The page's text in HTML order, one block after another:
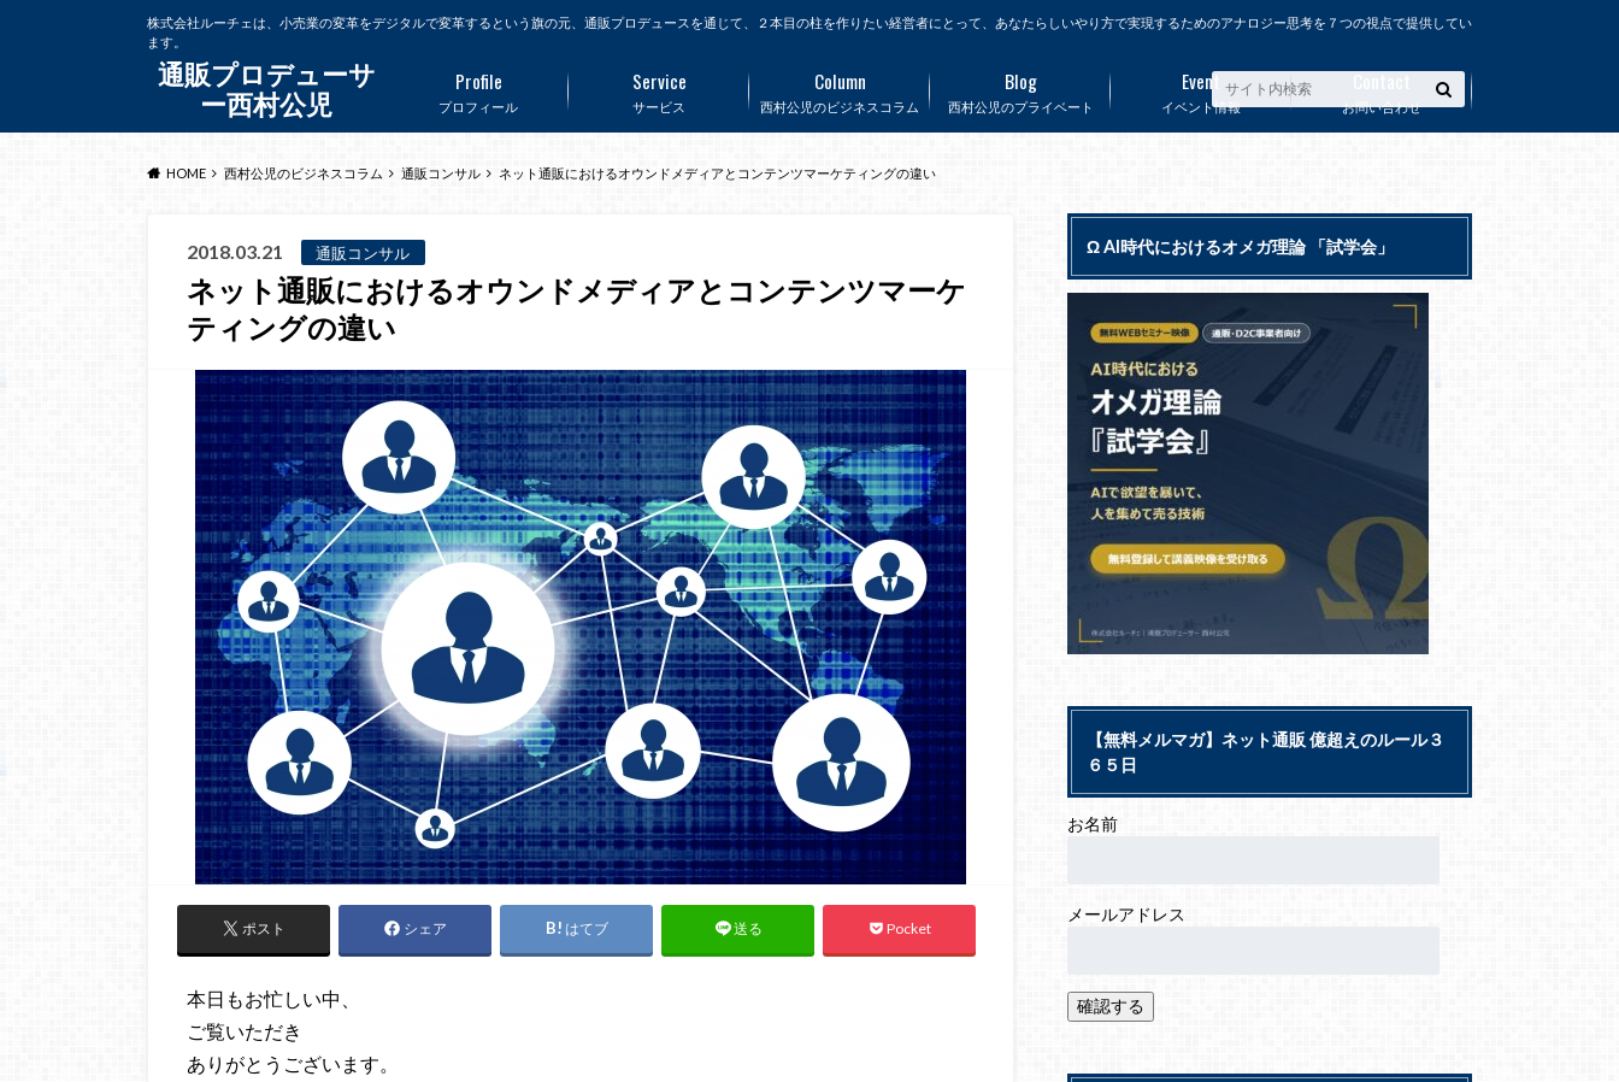
通販プロデューサ
ー西村公児
株式会社ルーチェは、小売業の変革をデジタルで変革するという旗の元、通販プロデュースを通じて、２本目の柱を作りたい経営者にとって、あなたらしいやり方で実現するためのアナロジー思考を７つの視点で提供してい
ます。
プロフィール
Profile
サービス
Service
西村公児のビジネスコラム
Column
西村公児のプライベート
Blog
イベント情報
Event
お問い合わせ
HOME 西村公児のビジネスコラム 通販コンサル ネット通販におけるオウンドメディアとコンテンツマーケティングの違い
2018.03.21 通販コンサル
ネット通販におけるオウンドメディアとコンテンツマーケ
ティングの違い
ポスト シェア はてブ 送る Pocket
本日もお忙しい中、
ご覧いただき
ありがとうございます。
Ω AI時代におけるオメガ理論 「試学会」
【無料メルマガ】ネット通販 億超えのルール３
６５日
お名前
メールアドレス